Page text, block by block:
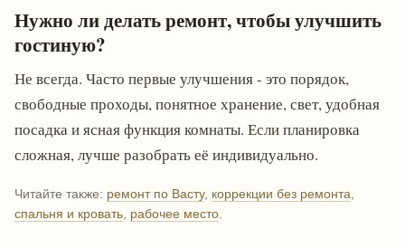
Нужно ли делать ремонт, чтобы улучшить
гостиную?
Не всегда. Часто первые улучшения - это порядок,
свободные проходы, понятное хранение, свет, удобная
посадка и ясная функция комнаты. Если планировка
сложная, лучше разобрать её индивидуально.
Читайте также: ремонт по Васту, коррекции без ремонта
спальня и кровать рабочее место